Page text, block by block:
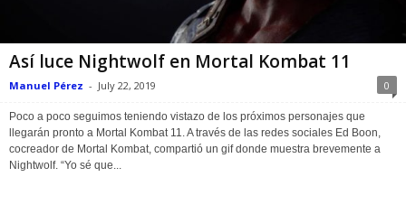
Así luce Nightwolf en Mortal Kombat 11
Manuel Pérez - July 22, 2019 0
Poco a poco seguimos teniendo vistazo de los próximos personajes que
llegarán pronto a Mortal Kombat 11. A través de las redes sociales Ed Boon,
cocreador de Mortal Kombat, compartió un gif donde muestra brevemente a
Nightwolf. “Yo sé que...